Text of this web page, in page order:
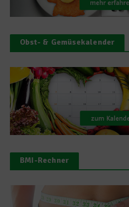
Obst- & Gemüsekalender
BMI-Rechner